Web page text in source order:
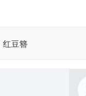
红豆簪